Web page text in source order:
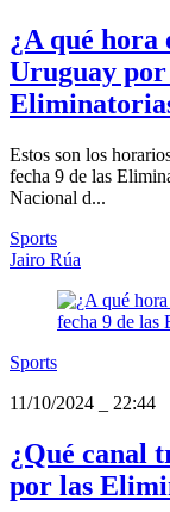
¿A qué hora
Uruguay por
Estos son los
fecha 9 de las
Nacional d...
Sports
Jairo Rúa
Sports
11/10/2024
22:44
¿Qué canal
por las